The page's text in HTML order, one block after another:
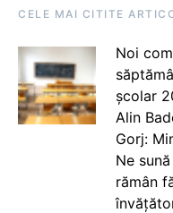
CELE MAI CITITE
Noi
școlar
Alin
Gorj:
Ne
rămân